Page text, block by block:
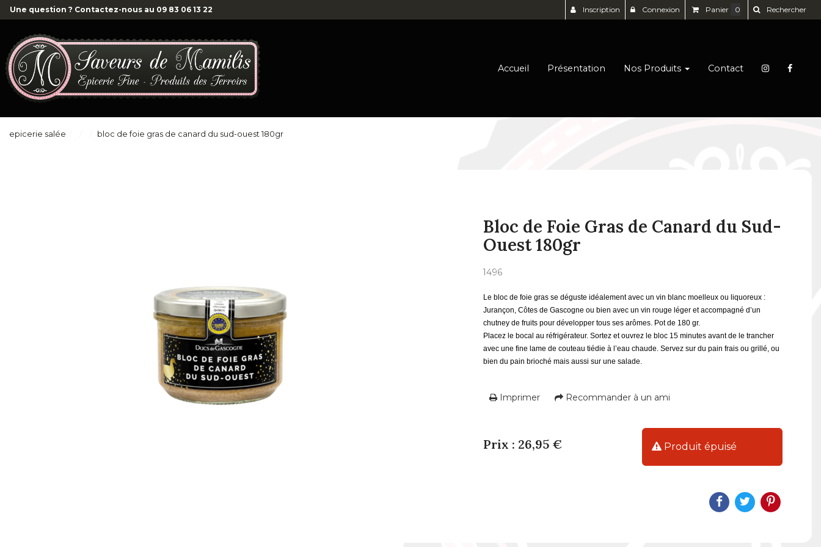
Accueil Présentation Nos Produits Contact
epicerie salée bloc de foie gras de canard du sud-ouest 180gr
Bloc de Foie Gras de Canard du Sud-
Ouest 180gr
1496
Le bloc de foie gras se déguste idéalement avec un vin blanc moelleux ou liquoreux :
Jurançon, Côtes de Gascogne ou bien avec un vin rouge léger et accompagné d’un
chutney de fruits pour développer tous ses arômes. Pot de 180 gr.
Placez le bocal au réfrigérateur. Sortez et ouvrez le bloc 15 minutes avant de le trancher
avec une fine lame de couteau tiédie à l’eau chaude. Servez sur du pain frais ou grillé, ou
bien du pain brioché mais aussi sur une salade.
Imprimer Recommander à un ami
Prix : 26,95 € Produit épuisé
Une question ? Contactez-nous au 09 83 06 13 22 Inscription Connexion Panier 0 Rechercher